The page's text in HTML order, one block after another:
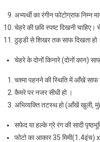
अभ्‍यर्थी का रंगीन फोटोग्राफ निम्‍न
चेहरे की छवि स्‍पष्‍ट दिखनी
ठुड्डी से शिखर तक साफ दिखता हो
चेहरे के दोनों किनारे (दोनों कान)
चश्‍मा पहनने की स्थिति में आँखें साफ
कैमरे पर नजर सीधी हो ।
अभिव्‍यक्ति तटस्थ हो (आँखें खुली,
सफेद या हल्‍के ग्रे रंग की सादी
फोटो का आकार 35 मिमी(1 .4इंच) x